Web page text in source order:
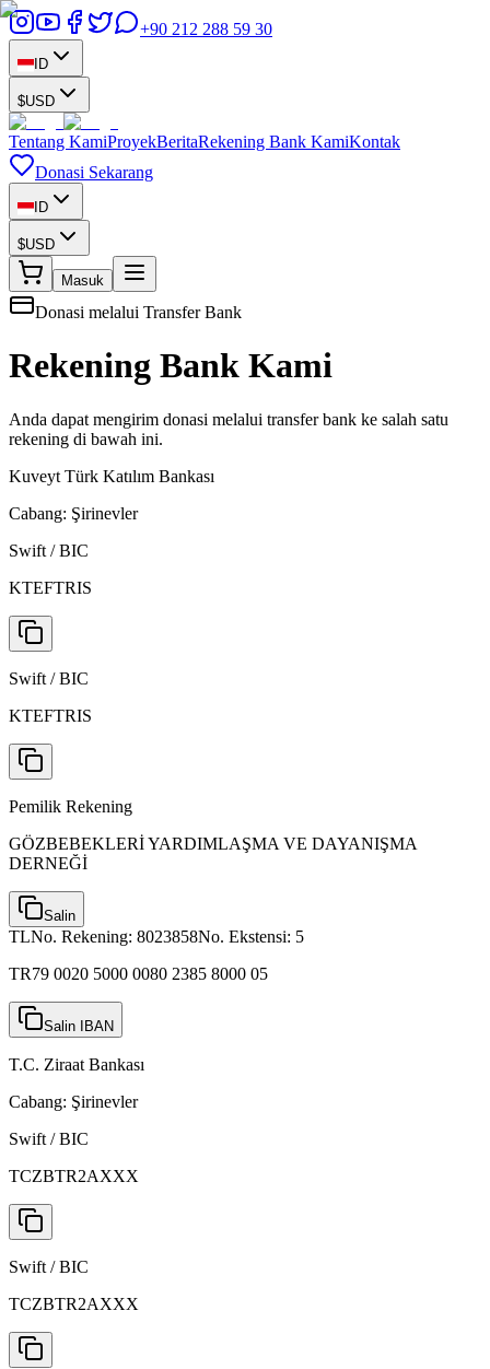
+90 212 288 59 30
ID
$USD
Tentang KamiProyekBeritaRekening Bank KamiKontak
Donasi Sekarang
ID
$USD
Masuk
Donasi melalui Transfer Bank
Rekening Bank Kami
Anda dapat mengirim donasi melalui transfer bank ke salah satu
rekening di bawah ini.
Kuveyt Türk Katılım Bankası
Cabang: Şirinevler
Swift / BIC
KTEFTRIS
Swift / BIC
KTEFTRIS
Pemilik Rekening
GÖZBEBEKLERİ YARDIMLAŞMA VE DAYANIŞMA
DERNEĞİ
Salin
TLNo. Rekening: 8023858No. Ekstensi: 5
TR79 0020 5000 0080 2385 8000 05
Salin IBAN
T.C. Ziraat Bankası
Cabang: Şirinevler
Swift / BIC
TCZBTR2AXXX
Swift / BIC
TCZBTR2AXXX